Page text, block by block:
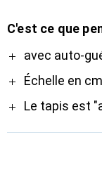
C'est ce que
Proavec auto-
Échelle en cm
Le tapis est